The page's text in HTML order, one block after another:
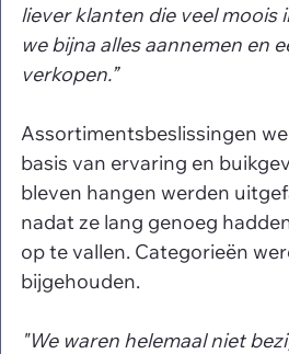
liever klanten die veel moois
we bijna alles aannemen en
verkopen.”
Assortimentsbeslissingen
basis van ervaring en
bleven hangen werden
nadat ze lang genoeg
op te vallen. Categorieën
bijgehouden.
"We waren helemaal niet